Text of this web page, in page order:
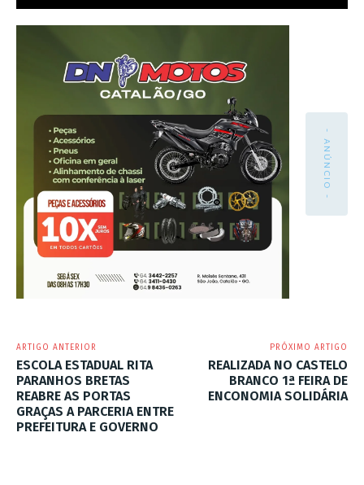
- ANÚNCIO -
ARTIGO ANTERIOR
ESCOLA ESTADUAL RITA
PARANHOS BRETAS
REABRE AS PORTAS
GRAÇAS A PARCERIA ENTRE
PREFEITURA E GOVERNO
PRÓXIMO ARTIGO
REALIZADA NO CASTELO
BRANCO 1ª FEIRA DE
ENCONOMIA SOLIDÁRIA